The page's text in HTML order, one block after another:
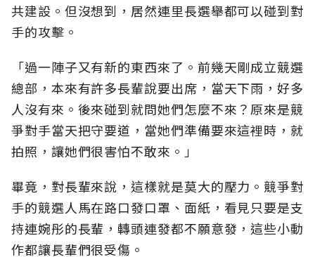
共建設。但沒想到，居然連里長選舉都可以碰到對
手的攻擊。
「過一陣子又有新的東西來了。前幾天剛成立競選
總部，本來有許多長輩說要出席，當天下雨，好多
人沒有來。後來碰到就問她們怎麼不來？原來是競
爭對手當天把守要道，當她們準備要來這裡時，就
拍照，讓她們很害怕不敢來。」
畢竟，對長輩來說，這樣就是莫大的壓力。競爭對
手的競選人馬在路口發口罩、面紙，看見只要是支
持連婉彤的長輩，轉頭連發都不願意發，這些小動
作都讓長輩們很受傷。